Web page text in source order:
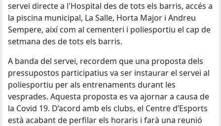
servei directe a l'Hospital des de tots els barris, accés a
la piscina municipal, La Salle, Horta Major i Andreu
Sempere, així com al cementeri i poliesportiu el cap de
setmana des de tots els barris.
A banda del servei, recordem que una proposta dels
pressupostos participatius va ser instaurar el servei al
poliesportiu per als entrenaments durant les
vesprades. Aquesta proposta es va ajornar a causa de
la Covid 19. D’acord amb els clubs, el Centre d’Esports
està acabant de perfilar els horaris i farà una reunió